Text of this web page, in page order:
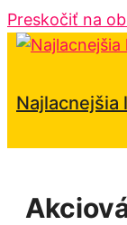
Preskočiť na
Najlacnejšia